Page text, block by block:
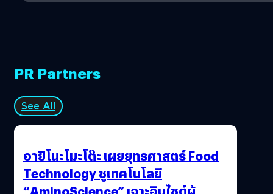
PR Partners
See All
อายิโนะโมะโต๊ะ เผยยุทธศาสตร์ Food
Technology ชูเทคโนโลยี